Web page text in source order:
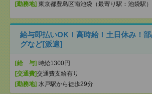
[勤務地] 東京都豊島区南池袋（最寄り駅：池袋駅）
給与即払いOK！高時給！土日休み！
グなど[派遣]
[給 与] 時給1300円
[交通費]交通費支給有り
[勤務地] 水戸駅から徒歩29分